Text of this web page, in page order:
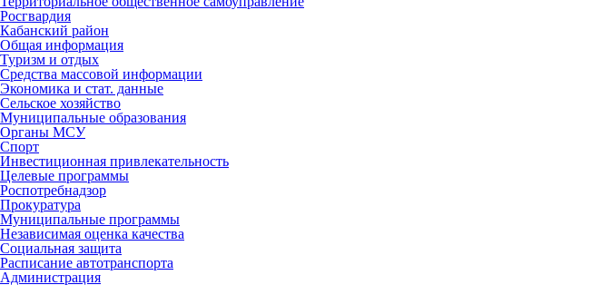
Росгвардия
Кабанский район
Общая информация
Туризм и отдых
Средства массовой информации
Экономика и стат. данные
Сельское хозяйство
Муниципальные образования
Органы МСУ
Спорт
Инвестиционная привлекательность
Целевые программы
Роспотребнадзор
Прокуратура
Муниципальные программы
Независимая оценка качества
Социальная защита
Расписание автотранспорта
Администрация